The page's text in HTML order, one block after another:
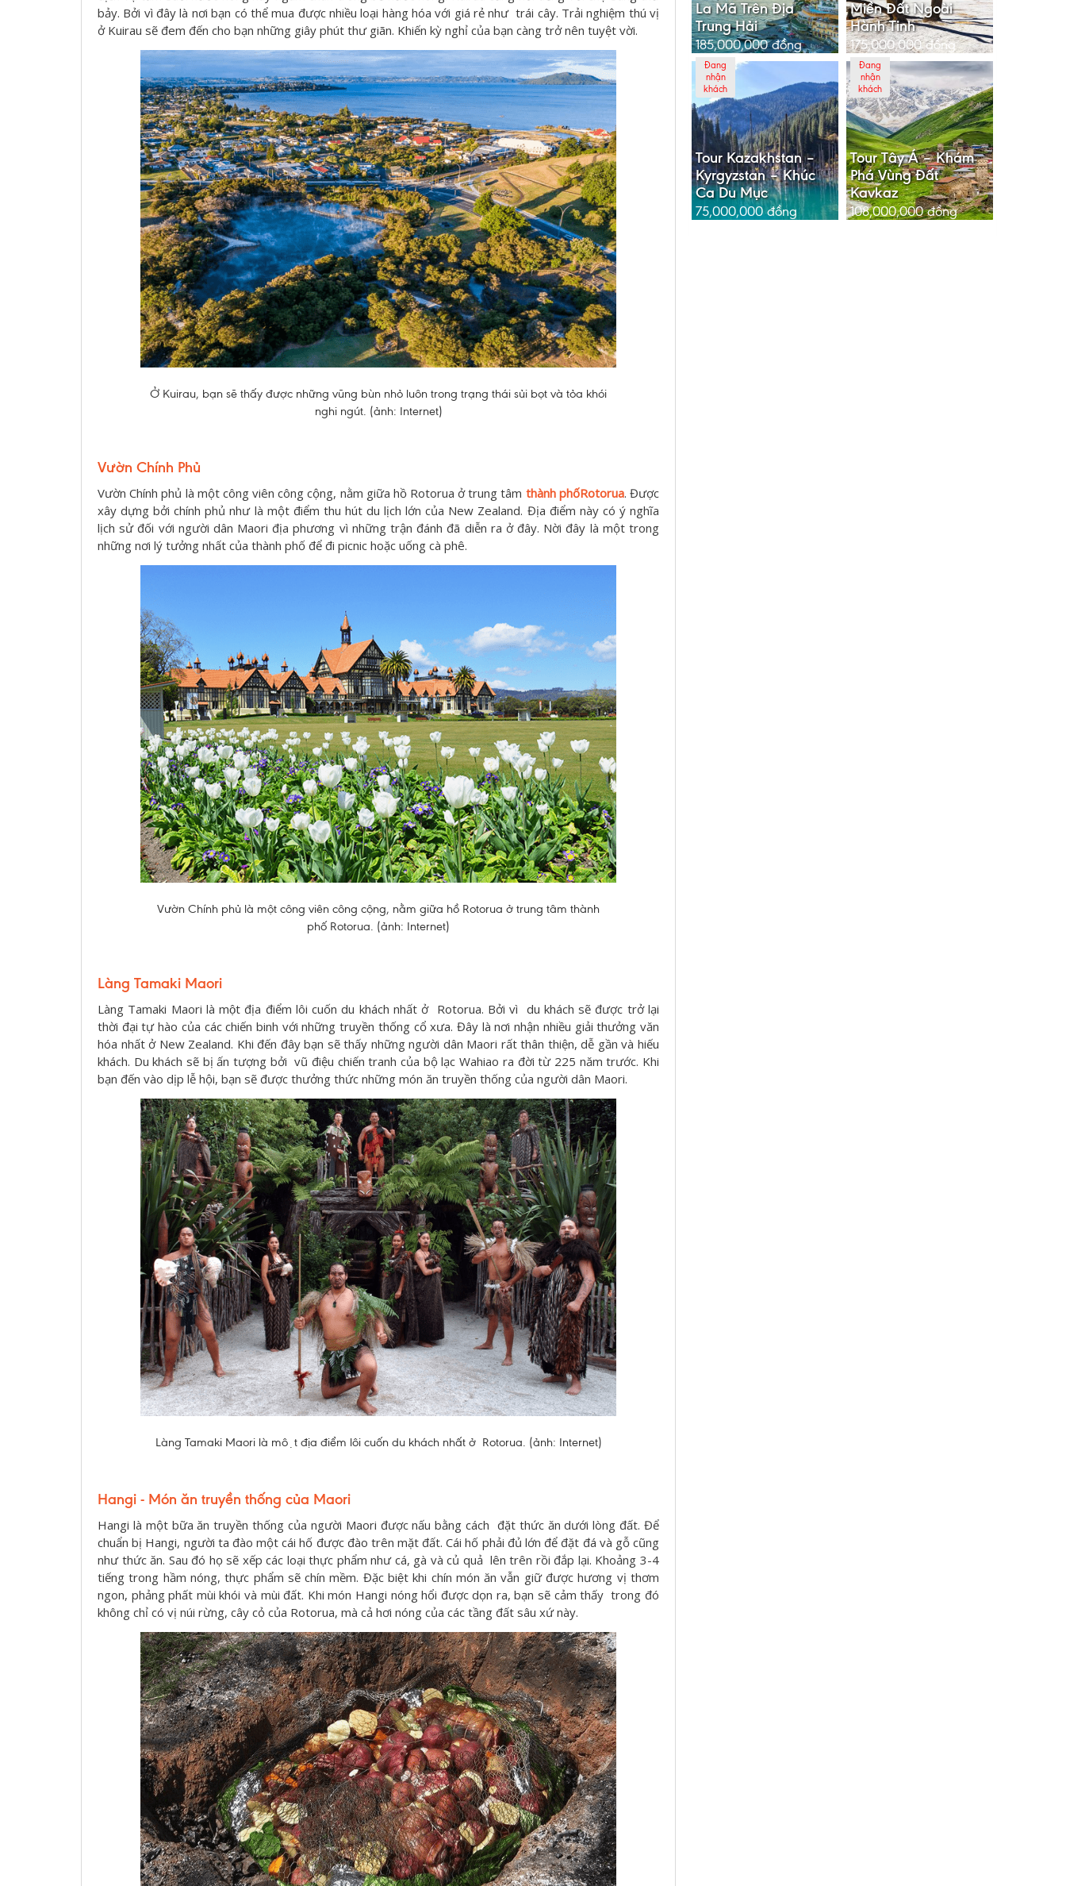
bảy. Bởi vì đây là nơi bạn có thể mua được nhiều loại hàng hóa với giá rẻ như trái cây. Trải nghiệm thú vị
ở Kuirau sẽ đem đến cho bạn những giây phút thư giãn. Khiến kỳ nghỉ của bạn càng trở nên tuyệt vời.
Ở Kuirau, bạn sẽ thấy được những vũng bùn nhỏ luôn trong trạng thái sủi bọt và tỏa khói
nghi ngút. (ảnh: Internet)
Vườn Chính Phủ
Vườn Chính phủ là một công viên công cộng, nằm giữa hồ Rotorua ở trung tâm thành phốRotorua. Được
xây dựng bởi chính phủ như là một điểm thu hút du lịch lớn của New Zealand. Địa điểm này có ý nghĩa
lịch sử đối với người dân Maori địa phương vì những trận đánh đã diễn ra ở đây. Nời đây là một trong
những nơi lý tưởng nhất của thành phố để đi picnic hoặc uống cà phê.
Vườn Chính phủ là một công viên công cộng, nằm giữa hồ Rotorua ở trung tâm thành
phố Rotorua. (ảnh: Internet)
Làng Tamaki Maori
Làng Tamaki Maori là một địa điểm lôi cuốn du khách nhất ở Rotorua. Bởi vì du khách sẽ được trở lại
thời đại tự hào của các chiến binh với những truyền thống cổ xưa. Đây là nơi nhận nhiều giải thưởng văn
hóa nhất ở New Zealand. Khi đến đây bạn sẽ thấy những người dân Maori rất thân thiện, dễ gần và hiếu
khách. Du khách sẽ bị ấn tượng bởi vũ điệu chiến tranh của bộ lạc Wahiao ra đời từ 225 năm trước. Khi
bạn đến vào dịp lễ hội, bạn sẽ được thưởng thức những món ăn truyền thống của người dân Maori.
Làng Tamaki Maori là một địa điểm lôi cuốn du khách nhất ở Rotorua. (ảnh: Internet)
Hangi - Món ăn truyền thống của Maori
Hangi là một bữa ăn truyền thống của người Maori được nấu bằng cách đặt thức ăn dưới lòng đất. Để
chuẩn bị Hangi, người ta đào một cái hố được đào trên mặt đất. Cái hố phải đủ lớn để đặt đá và gỗ cũng
như thức ăn. Sau đó họ sẽ xếp các loại thực phẩm như cá, gà và củ quả lên trên rồi đắp lại. Khoảng 3-4
tiếng trong hầm nóng, thực phẩm sẽ chín mềm. Đặc biệt khi chín món ăn vẫn giữ được hương vị thơm
ngon, phảng phất mùi khói và mùi đất. Khi món Hangi nóng hổi được dọn ra, bạn sẽ cảm thấy trong đó
không chỉ có vị núi rừng, cây cỏ của Rotorua, mà cả hơi nóng của các tầng đất sâu xứ này.
La Mã Trên Địa
Trung Hải
185,000,000đồng
Miền Đất Ngoài
Hành Tinh
175,000,000đồng
Đang
nhận
khách
Tour Kazakhstan –
Kyrgyzstan – Khúc
Ca Du Mục
75,000,000đồng
Đang
nhận
khách
Tour Tây Á – Khám
Phá Vùng Đất
Kavkaz
108,000,000đồng